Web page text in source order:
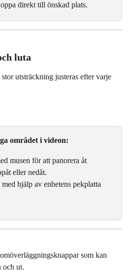
direkt till önskad plats.
luta
utsträckning justeras efter varje
området i videon:
musen för att panorera åt
eller nedåt.
hjälp av enhetens pekplatta
som kan
och ut.